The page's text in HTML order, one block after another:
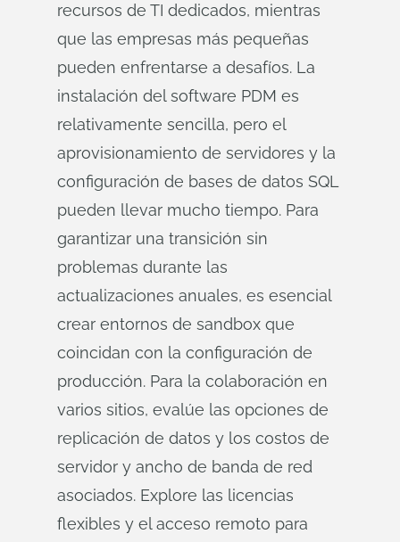
recursos de TI dedicados, mientras
que las empresas más pequeñas
pueden enfrentarse a desafíos. La
instalación del software PDM es
relativamente sencilla, pero el
aprovisionamiento de servidores y la
configuración de bases de datos SQL
pueden llevar mucho tiempo. Para
garantizar una transición sin
problemas durante las
actualizaciones anuales, es esencial
crear entornos de sandbox que
coincidan con la configuración de
producción. Para la colaboración en
varios sitios, evalúe las opciones de
replicación de datos y los costos de
servidor y ancho de banda de red
asociados. Explore las licencias
flexibles y el acceso remoto para